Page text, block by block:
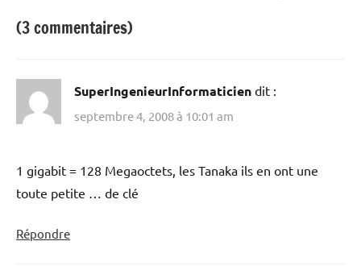
(3 commentaires)
SuperIngenieurInformaticien dit :
septembre 4, 2008 à 10:01 am
1 gigabit = 128 Megaoctets, les Tanaka ils en ont une
toute petite … de clé
Répondre